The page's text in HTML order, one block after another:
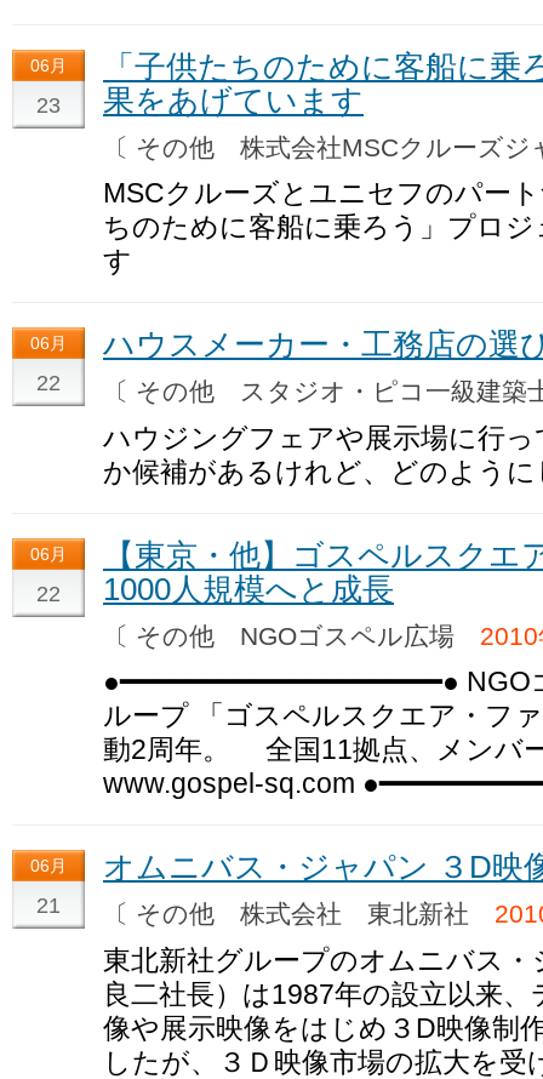
06月
23
「子供たちのために客船に
果をあげています
〔 その他 株式会社MSCクルーズ
MSCクルーズとユニセフのパー
ちのために客船に乗ろう」プロ
す
06月
22
ハウスメーカー・工務店の
〔 その他 スタジオ・ピコ一級建
ハウジングフェアや展示場に行
か候補があるけれど、どのよう
06月
22
【東京・他】ゴスペルスク
1000人規模へと成長
〔 その他 NGOゴスペル広場
●━━━━━━━━━━━━━━━━━━━● NGO
ループ 「ゴスペルスクエア・フ
動2周年。 全国11拠点、メンバ
www.gospel-sq.com
06月
21
オムニバス・ジャパン ３D映
〔 その他 株式会社 東北新社
東北新社グループのオムニバス
良二社長）は1987年の設立以来
像や展示映像をはじめ３D映像制
したが、３Ｄ映像市場の拡大を